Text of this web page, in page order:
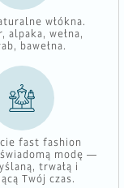
włókna.
alpaka, wełna,
bawełna.
fast fashion
modę —
trwałą i
Twój czas.